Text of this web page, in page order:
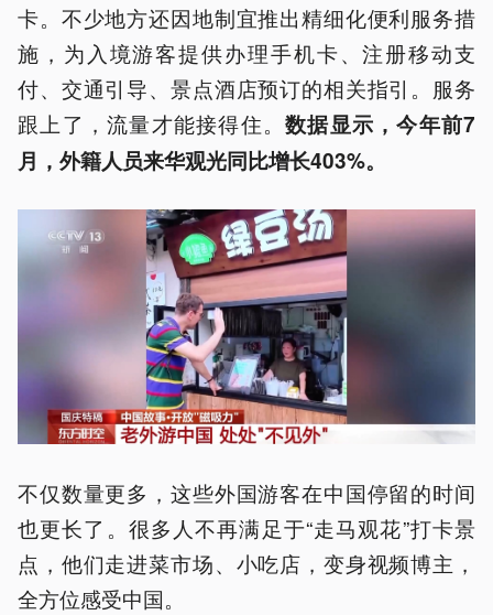
卡。不少地方还因地制宜推出精细化便利服务措
施，为入境游客提供办理手机卡、注册移动支
付、交通引导、景点酒店预订的相关指引。服务
跟上了，流量才能接得住。 数据显示，今年前7
月，外籍人员来华观光同比增长403%。
不仅数量更多，这些外国游客在中国停留的时间
也更长了。很多人不再满足于“走马观花”打卡景
点，他们走进菜市场、小吃店，变身视频博主，
全方位感受中国。